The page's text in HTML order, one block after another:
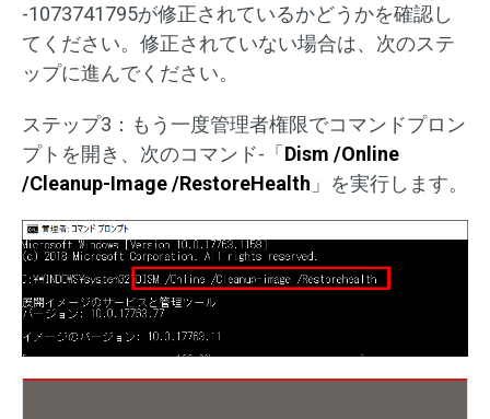
-1073741795が修正されているかどうかを確認し
てください。修正されていない場合は、次のステ
ップに進んでください。
ステップ3：もう一度管理者権限でコマンドプロン
プトを開き、次のコマンド-「 Dism /Online
/Cleanup-Image /RestoreHealth 」を実行します。